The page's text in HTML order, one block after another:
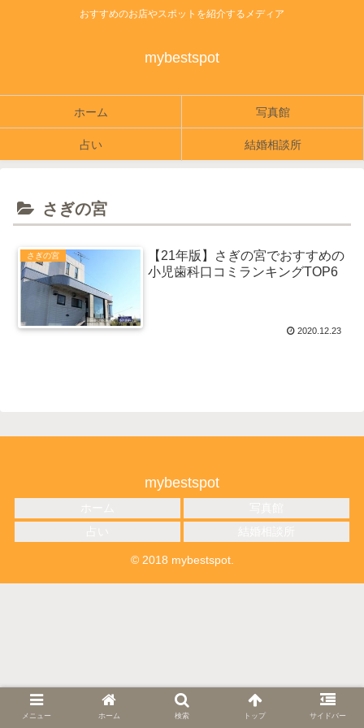
おすすめのお店やスポットを紹介するメディア
mybestspot
ホーム 写真館
占い 結婚相談所
さぎの宮
さぎの宮
【21年版】さぎの宮でおすすめの
小児歯科口コミランキングTOP6
2020.12.23
mybestspot
© 2018 mybestspot.
メニュー ホーム 検索 トップ サイドバー